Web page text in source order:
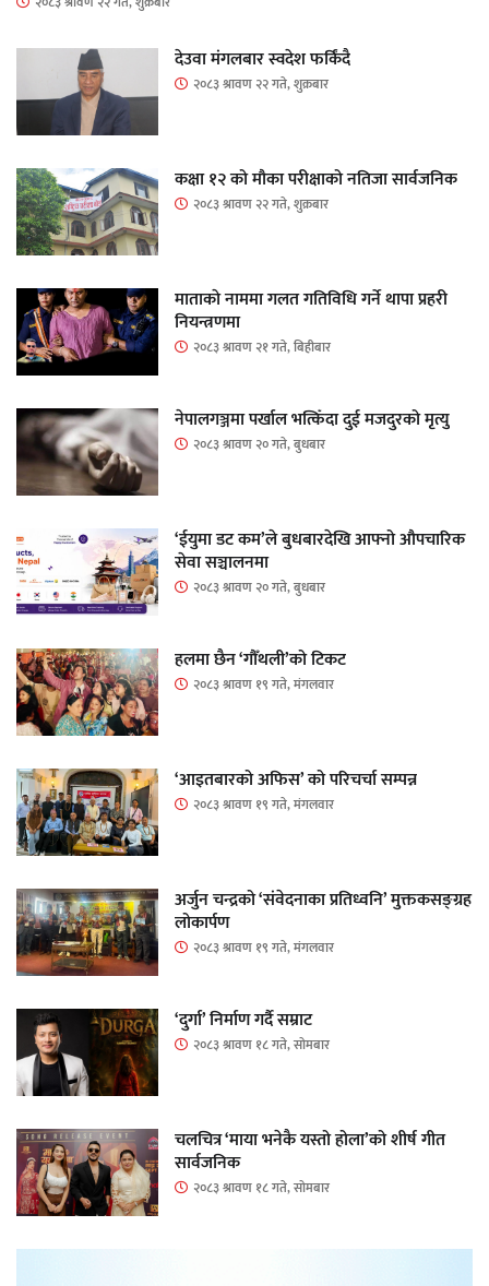
देउवा मंगलबार स्वदेश फर्किंदै
२०८३ श्रावण २२ गते, शुक्रबार
कक्षा १२ को मौका परीक्षाको नतिजा सार्वजनिक
२०८३ श्रावण २२ गते, शुक्रबार
माताकाे नाममा गलत गतिविधि गर्ने थापा प्रहरी
नियन्त्रणमा
२०८३ श्रावण २१ गते, बिहीबार
नेपालगञ्जमा पर्खाल भत्किँदा दुई मजदुरको मृत्यु
२०८३ श्रावण २० गते, बुधबार
‘ईयुमा डट कम’ले बुधबारदेखि आफ्नो औपचारिक
सेवा सञ्चालनमा
२०८३ श्रावण २० गते, बुधबार
हलमा छैन ‘गौँथली’को टिकट
२०८३ श्रावण १९ गते, मंगलवार
‘आइतबारको अफिस’ को परिचर्चा सम्पन्न
२०८३ श्रावण १९ गते, मंगलवार
अर्जुन चन्द्रको ‘संवेदनाका प्रतिध्वनि’ मुक्तकसङ्ग्रह
लोकार्पण
२०८३ श्रावण १९ गते, मंगलवार
‘दुर्गा’ निर्माण गर्दै सम्राट
२०८३ श्रावण १८ गते, सोमबार
चलचित्र ‘माया भनेकै यस्तो होला’को शीर्ष गीत
सार्वजनिक
२०८३ श्रावण १८ गते, सोमबार